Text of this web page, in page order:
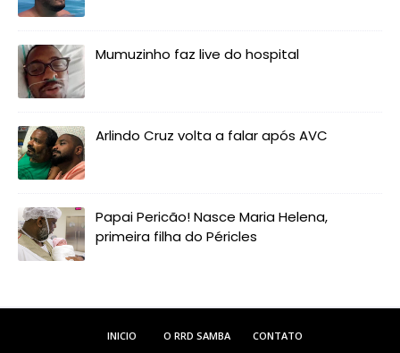
Mumuzinho faz live do hospital
Arlindo Cruz volta a falar após AVC
Papai Pericão! Nasce Maria Helena,
primeira filha do Péricles
INICIO O RRD SAMBA CONTATO